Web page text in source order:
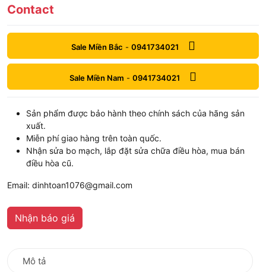
5out of 5
Contact
Sale Miền Bắc - 0941734021
Sale Miền Nam - 0941734021
Sản phẩm được bảo hành theo chính sách của hãng sản
xuất.
Miễn phí giao hàng trên toàn quốc.
Nhận sửa bo mạch, lắp đặt sửa chữa điều hòa, mua bán
điều hòa cũ.
Email: dinhtoan1076@gmail.com
Nhận báo giá
Mô tả